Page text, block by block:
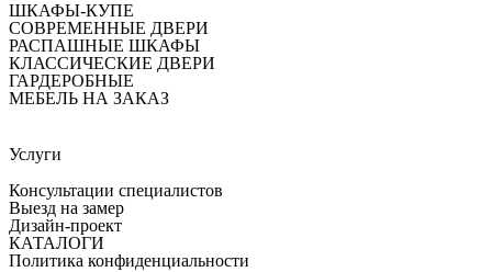
ШКАФЫ-КУПЕ
СОВРЕМЕННЫЕ ДВЕРИ
РАСПАШНЫЕ ШКАФЫ
КЛАССИЧЕСКИЕ ДВЕРИ
ГАРДЕРОБНЫЕ
МЕБЕЛЬ НА ЗАКАЗ
Услуги
Консультации специалистов
Выезд на замер
Дизайн-проект
КАТАЛОГИ
Политика конфиденциальности